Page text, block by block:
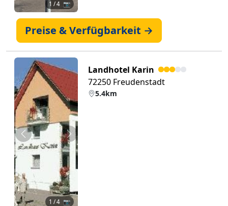
1 / 4 📷
Preise & Verfügbarkeit →
Zurück Weiter
1 / 4 📷
Landhotel Karin
72250 Freudenstadt
5.4km